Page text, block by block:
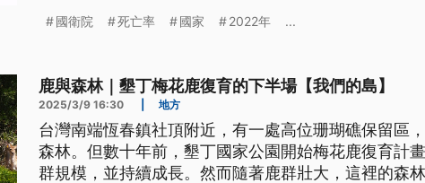
國衛院 死亡率 國家 2022年 ...
鹿與森林｜墾丁梅花鹿復育的下半場【我們的島】
2025/3/9 16:30 地方
台灣南端恆春鎮社頂附近，有一處高位珊瑚礁保留區
森林。但數十年前，墾丁國家公園開始梅花鹿復育計
群規模，並持續成長。然而隨著鹿群壯大，這裡的森